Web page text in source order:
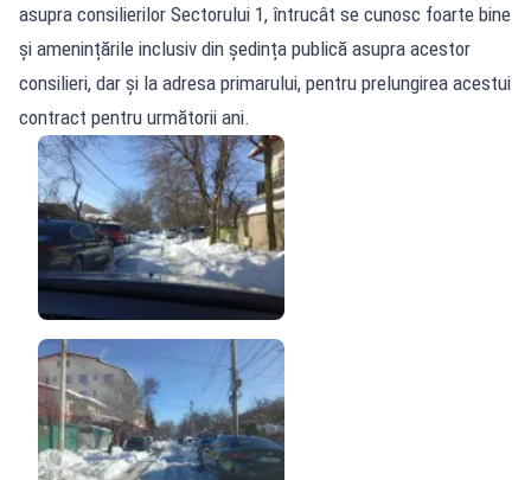
asupra consilierilor Sectorului 1, întrucât se cunosc foarte bine
și amenințările inclusiv din ședința publică asupra acestor
consilieri, dar și la adresa primarului, pentru prelungirea acestui
contract pentru următorii ani.